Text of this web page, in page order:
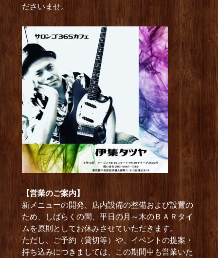
ださいませ。
【営業のご案内】
新メニューの開発、店内設備の整備および設置の
ため、しばらくの間、平日の月～木のＢＡＲタイ
ムを原則としてお休みさせていただきます。
ただし、ご予約（貸切等）や、イベントの提案・
持ち込みにつきましては、この期間中も営業いた